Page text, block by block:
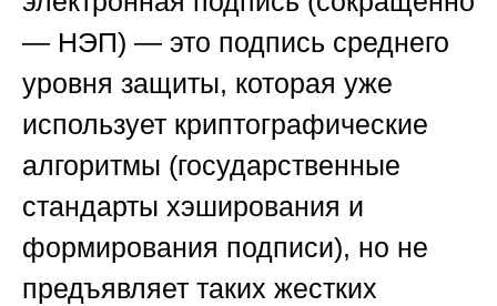
— НЭП) — это подпись среднего
уровня защиты, которая уже
использует криптографические
алгоритмы (государственные
стандарты хэширования и
формирования подписи), но не
предъявляет таких жестких